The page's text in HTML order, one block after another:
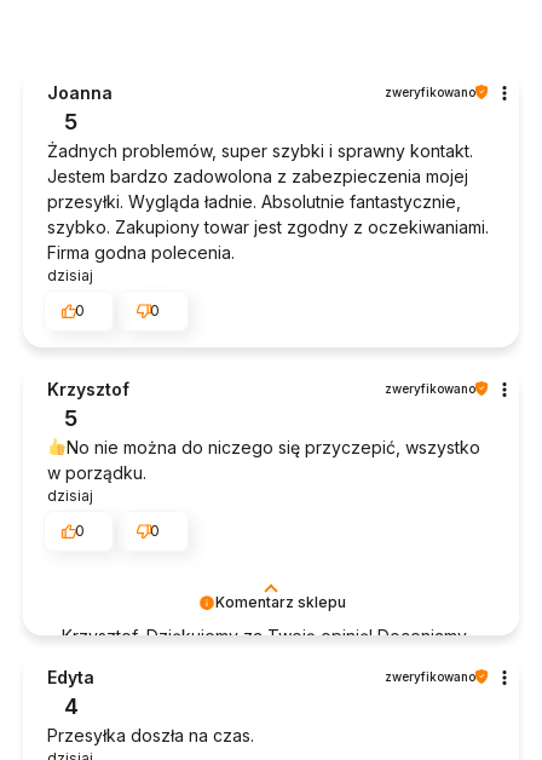
Joanna zweryfikowano
5
Żadnych problemów, super szybki i sprawny kontakt.
Jestem bardzo zadowolona z zabezpieczenia mojej
przesyłki. Wygląda ładnie. Absolutnie fantastycznie,
szybko. Zakupiony towar jest zgodny z oczekiwaniami.
Firma godna polecenia.
dzisiaj
0
0
Komentarz sklepu
Krzysztof, Dziękujemy za Twoją opinię! Doceniamy
doświadczeniem. Jesteśmy szczęśliwi, że mamy
takich klientów. Z pozdrowieniami, obsługa sklepu.
Krzysztof zweryfikowano
5
No nie można do niczego się przyczepić, wszystko
w porządku.
dzisiaj
0
0
Edyta zweryfikowano
4
Przesyłka doszła na czas.